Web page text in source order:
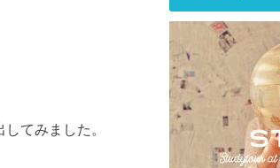
てみました。